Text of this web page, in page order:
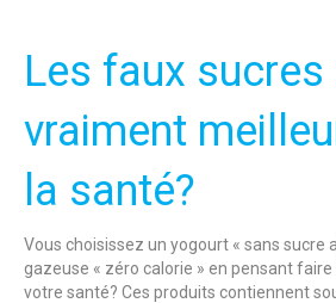
Les faux
vraiment
la santé?
Vous choisissez un yogourt « sans sucre
gazeuse « zéro calorie » en pensant
votre santé? Ces produits contiennent